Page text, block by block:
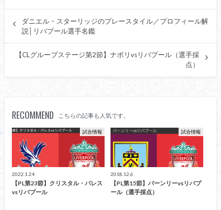
ダニエル・スターリッジのプレースタイル／プロフィール解
説│リバプール選手名鑑
【CLグループステージ第2節】ナポリvsリバプール（選手採
点）
RECOMMEND こちらの記事も人気です。
試合情報
2022.1.24
【PL第23節】クリスタル・パレス
vsリバプール
試合情報
2018.12.6
【PL第15節】バーンリーvsリバプ
ール（選手採点）